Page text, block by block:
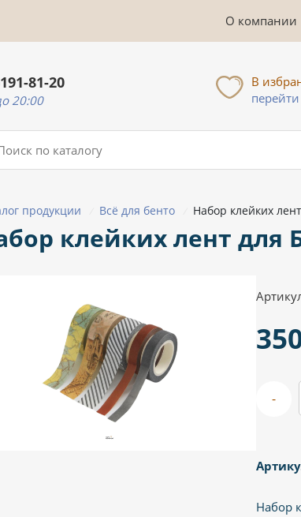
О компании
81-20
20:00
В
перейти
продукции Всё для бенто Набор клейких
клейких лент для
-
Набор